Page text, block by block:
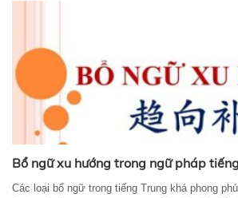
Bổ ngữ xu hướng trong ngữ pháp
Các loại bổ ngữ trong tiếng Trung khá phong